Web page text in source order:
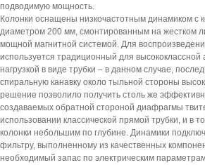
подводимую мощность.
Колонки оснащены низкочастотным динамиком
диаметром 200 мм, смонтированным на жестком
мощной магнитной системой. Для
используется традиционный для высококлассной
нагрузкой в виде трубки – в данном случае,
спиральную канавку около тыльной стороны
решение позволило получить столь же
создаваемых обратной стороной диафрагмы
использовании классической прямой трубки, и в
колонки небольшим по глубине. Динамики
фильтру, выполненному из качественных
необходимый запас по электрическим